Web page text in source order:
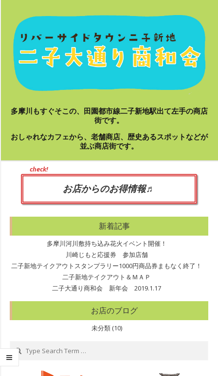
content
多摩川もすぐそこの、田園都市線二子新地駅出て左手の商店
街です。
おしゃれなカフェから、老舗商店、歴史あるスポットなどが
並ぶ商店街です。
Primary
Navigation
check!
お店からのお得情報♬
新着記事
多摩川河川敷持ち込み花火イベント開催！
川崎じもと応援券 参加店舗
二子新地テイクアウトスタンプラリー1000円商品券まもなく終了！
二子新地テイクアウト＆ＭＡＰ
二子大通り商和会 新年会 2019.1.17
お店のブログ
未分類(10)